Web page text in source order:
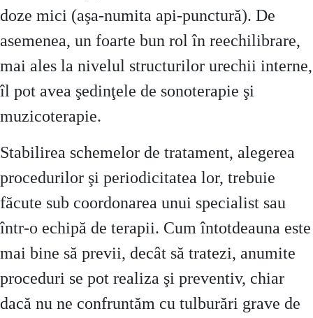
doze mici (aşa-numita api-punctură). De
asemenea, un foarte bun rol în reechilibrare,
mai ales la nivelul structurilor urechii interne,
îl pot avea şedinţele de sonoterapie şi
muzicoterapie.
Stabilirea schemelor de tratament, alegerea
procedurilor şi periodicitatea lor, trebuie
făcute sub coordonarea unui specialist sau
într-o echipă de terapii. Cum întotdeauna este
mai bine să previi, decât să tratezi, anumite
proceduri se pot realiza şi preventiv, chiar
dacă nu ne confruntăm cu tulburări grave de